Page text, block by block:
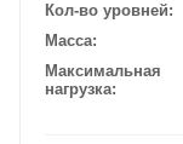
Кол-во уровней
Масса
Максимальная
нагрузка